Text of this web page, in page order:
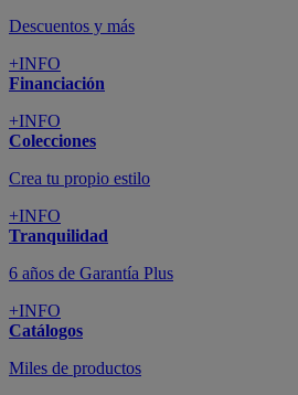
Descuentos y más
+INFO
Financiación
+INFO
Colecciones
Crea tu propio estilo
+INFO
Tranquilidad
6 años de Garantía Plus
+INFO
Catálogos
Miles de productos